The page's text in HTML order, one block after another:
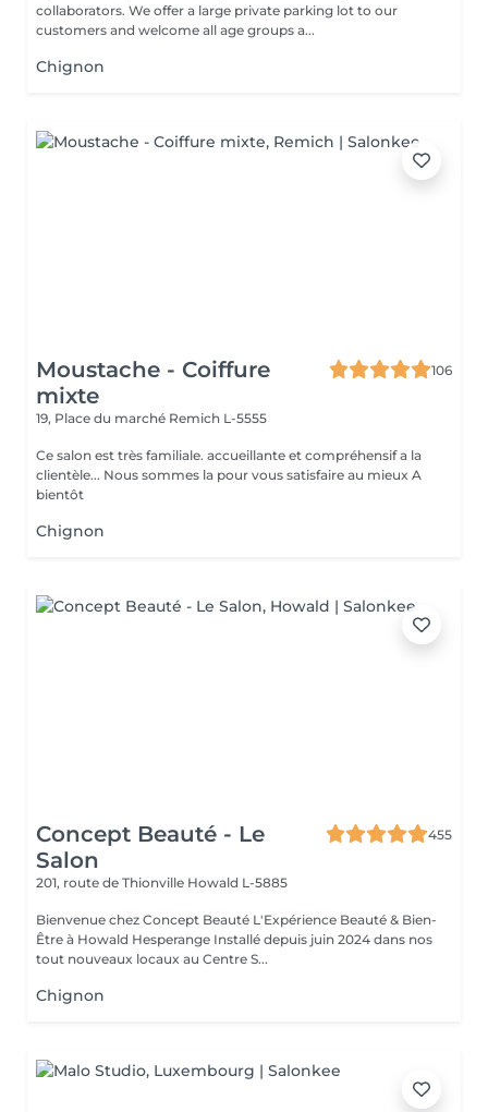
collaborators. We offer a large private parking lot to our
customers and welcome all age groups a...
Chignon
Moustache - Coiffure
mixte
106
19, Place du marché Remich L-5555
Ce salon est très familiale. accueillante et compréhensif a la
clientèle... Nous sommes la pour vous satisfaire au mieux A
bientôt
Chignon
Concept Beauté - Le
Salon
455
201, route de Thionville Howald L-5885
Bienvenue chez Concept Beauté L'Expérience Beauté & Bien-
Être à Howald Hesperange Installé depuis juin 2024 dans nos
tout nouveaux locaux au Centre S...
Chignon